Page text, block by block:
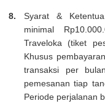
Syarat &
minimal
Traveloka (tiket
Khusus
transaksi per
pemesanan tiap
Periode perjalanan